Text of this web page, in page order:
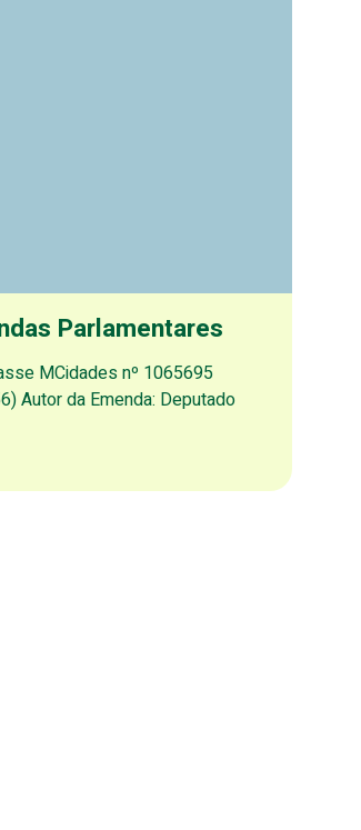
Parlamentares
MCidades nº 1065695
Autor da Emenda: Deputado